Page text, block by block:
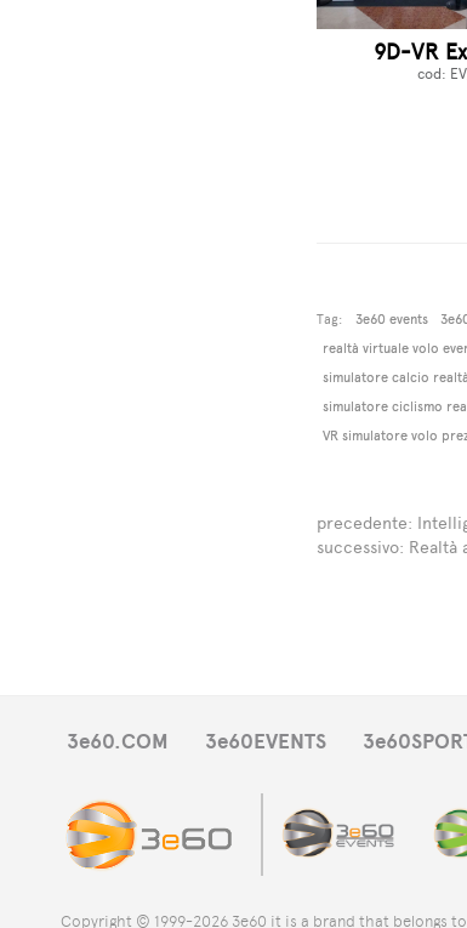
9D-VR
cod:
Tag: 3e60 events
realtà virtuale volo
simulatore calcio
simulatore ciclismo
VR simulatore volo
precedente:
successivo: Realtà
3e60.COM 3e60EVENTS
Copyright © 1999-2026 3e60 it is a brand that belongs